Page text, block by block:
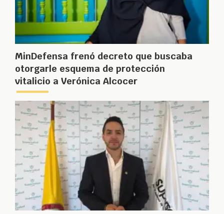
MinDefensa frenó decreto que buscaba
otorgarle esquema de protección
vitalicio a Verónica Alcocer